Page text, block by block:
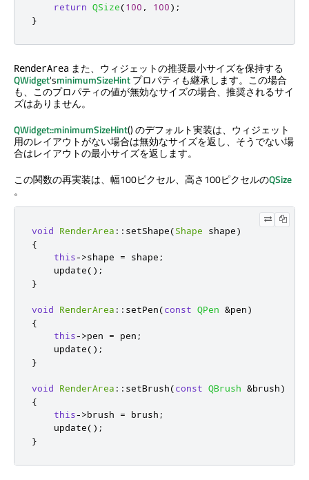
return QSize(100 , 100);
}
RenderArea また、ウィジェットの推奨最小サイズを保持する
QWidget'sminimumSizeHintプロパティも継承します。この場合
も、このプロパティの値が無効なサイズの場合、推奨されるサイ
ズはありません。
QWidget::minimumSizeHint() のデフォルト実装は、ウィジェット
用のレイアウトがない場合は無効なサイズを返し、そうでない場
合はレイアウトの最小サイズを返します。
この関数の再実装は、幅100ピクセル、高さ100ピクセルのQSize
。
void RenderArea :: setShape(Shape shape)
{
this->shape = shape ;
    update
();
}
void RenderArea :: setPen(const QPen &pen)
{
this->pen = pen ;
    update
();
}
void RenderArea :: setBrush(const QBrush &brush)
{
this->brush = brush ;
    update
();
}